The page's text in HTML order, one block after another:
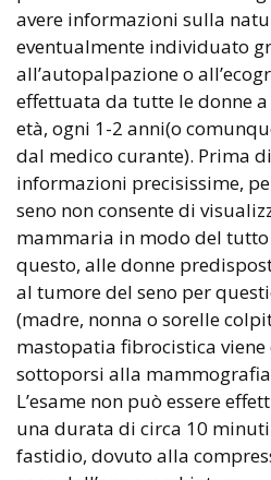
avere informazioni sulla
eventualmente individuato
all’autopalpazione o
effettuata da tutte le donne
età, ogni 1-2 anni(o
dal medico curante). Prima
informazioni precisissime,
seno non consente di
mammaria in modo del
questo, alle donne
al tumore del seno per
(madre, nonna o sorelle
mastopatia fibrocistica
sottoporsi alla
L’esame non può essere
una durata di circa 10
fastidio, dovuto alla